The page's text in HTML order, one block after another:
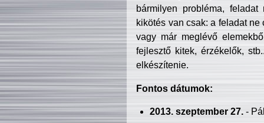
bármilyen probléma, feladat
kikötés van csak: a feladat
vagy már meglévő
fejlesztő kitek, érzékelők,
elkészítenie.
Fontos dátumok:
2013. szeptember 27.-